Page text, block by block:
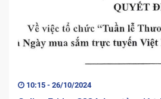
10:15 - 26/10/2024